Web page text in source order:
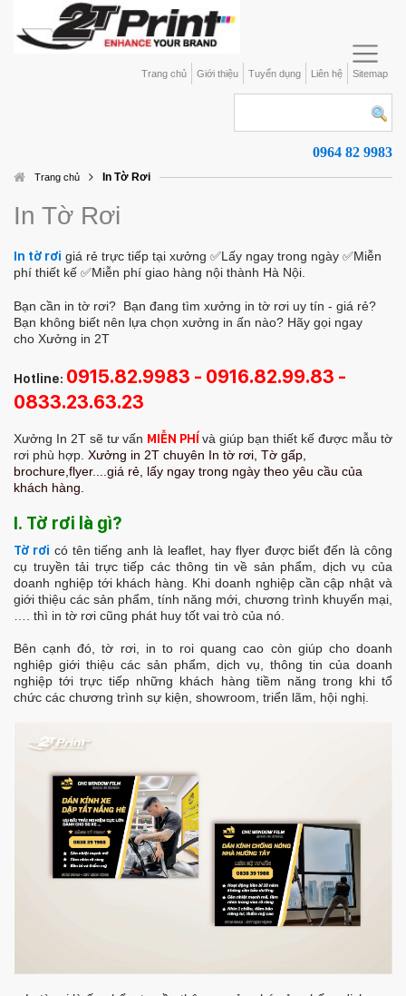
Trang chủ Giới thiệu Tuyển dụng Liên hệ Sitemap
0964 82 9983
Trang chủ In Tờ Rơi
In Tờ Rơi
In tờ rơi giá rẻ trực tiếp tại xưởng ✅Lấy ngay trong ngày ✅Miễn
phí thiết kế ✅Miễn phí giao hàng nội thành Hà Nội.
Bạn cần in tờ rơi? Bạn đang tìm xưởng in tờ rơi uy tín - giá rẻ?
Bạn không biết nên lựa chọn xưởng in ấn nào? Hãy gọi ngay
cho Xưởng in 2T
Hotline: 0915.82.9983 - 0916.82.99.83 -
0833.23.63.23
Xưởng In 2T sẽ tư vấn MIỄN PHÍ và giúp bạn thiết kế được mẫu tờ
rơi phù hợp. Xưởng in 2T chuyên In tờ rơi, Tờ gấp,
brochure,flyer....giá rẻ, lấy ngay trong ngày theo yêu cầu của
khách hàng.
I. Tờ rơi là gì?
Tờ rơi có tên tiếng anh là leaflet, hay flyer được biết đến là công
cụ truyền tải trực tiếp các thông tin về sản phẩm, dịch vụ của
doanh nghiệp tới khách hàng. Khi doanh nghiệp cần cập nhật và
giới thiệu các sản phẩm, tính năng mới, chương trình khuyến mại,
…. thì in tờ rơi cũng phát huy tốt vai trò của nó.
Bên cạnh đó, tờ rơi, in to roi quang cao còn giúp cho doanh
nghiệp giới thiệu các sản phẩm, dịch vụ, thông tin của doanh
nghiệp tới trực tiếp những khách hàng tiềm năng trong khi tổ
chức các chương trình sự kiện, showroom, triển lãm, hội nghị.